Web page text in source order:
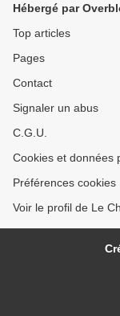
Hébergé par
Top articles
Pages
Contact
Signaler un abus
C.G.U.
Cookies et données
Préférences cookies
Voir le profil de Le